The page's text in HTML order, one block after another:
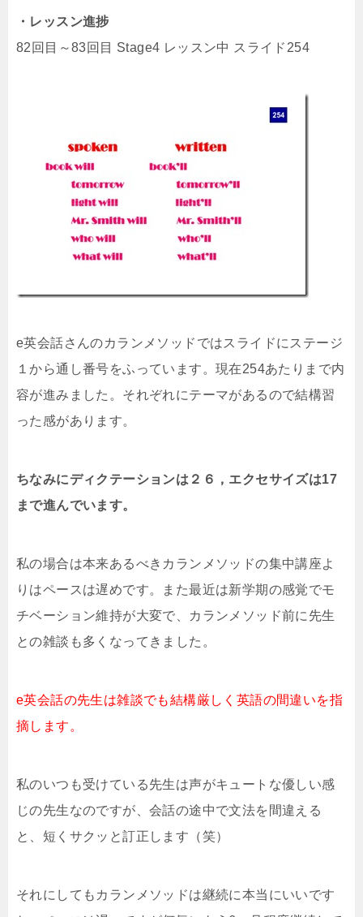
・レッスン進捗
82回目～83回目 Stage4 レッスン中 スライド254
e英会話さんのカランメソッドではスライドにステージ
１から通し番号をふっています。現在254あたりまで内
容が進みました。それぞれにテーマがあるので結構習
った感があります。
ちなみにディクテーションは２６，エクセサイズは17
まで進んでいます。
私の場合は本来あるべきカランメソッドの集中講座よ
りはペースは遅めです。また最近は新学期の感覚でモ
チベーション維持が大変で、カランメソッド前に先生
との雑談も多くなってきました。
e英会話の先生は雑談でも結構厳しく英語の間違いを指
摘します。
私のいつも受けている先生は声がキュートな優しい感
じの先生なのですが、会話の途中で文法を間違える
と、短くサクッと訂正します（笑）
それにしてもカランメソッドは継続に本当にいいです